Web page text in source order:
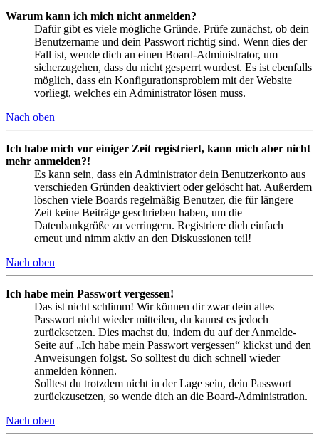
Warum kann ich mich nicht anmelden?
Dafür gibt es viele mögliche Gründe. Prüfe zunächst, ob dein
Benutzername und dein Passwort richtig sind. Wenn dies der
Fall ist, wende dich an einen Board-Administrator, um
sicherzugehen, dass du nicht gesperrt wurdest. Es ist ebenfalls
möglich, dass ein Konfigurationsproblem mit der Website
vorliegt, welches ein Administrator lösen muss.
Nach oben
Ich habe mich vor einiger Zeit registriert, kann mich aber nicht
mehr anmelden?!
Es kann sein, dass ein Administrator dein Benutzerkonto aus
verschieden Gründen deaktiviert oder gelöscht hat. Außerdem
löschen viele Boards regelmäßig Benutzer, die für längere
Zeit keine Beiträge geschrieben haben, um die
Datenbankgröße zu verringern. Registriere dich einfach
erneut und nimm aktiv an den Diskussionen teil!
Nach oben
Ich habe mein Passwort vergessen!
Das ist nicht schlimm! Wir können dir zwar dein altes
Passwort nicht wieder mitteilen, du kannst es jedoch
zurücksetzen. Dies machst du, indem du auf der Anmelde-
Seite auf „Ich habe mein Passwort vergessen“ klickst und den
Anweisungen folgst. So solltest du dich schnell wieder
anmelden können.
Solltest du trotzdem nicht in der Lage sein, dein Passwort
zurückzusetzen, so wende dich an die Board-Administration.
Nach oben